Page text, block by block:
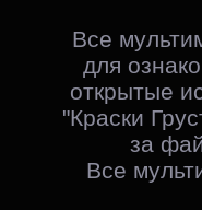
Все
для
открытые
"Краски
за
Все